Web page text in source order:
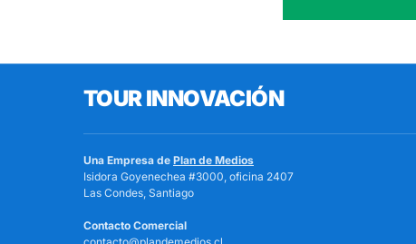
TOUR INNOVACIÓN
Una Empresa de Plan de Medios
Isidora Goyenechea #3000, oficina 2407
Las Condes, Santiago
Contacto Comercial